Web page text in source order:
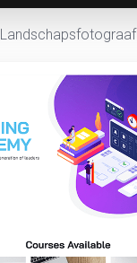
Landschapsfotograaf